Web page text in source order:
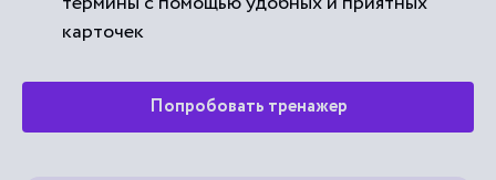
карточек
Попробовать тренажер